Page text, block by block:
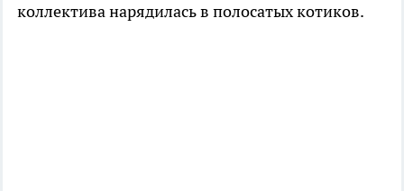
коллектива нарядилась в полосатых котиков.